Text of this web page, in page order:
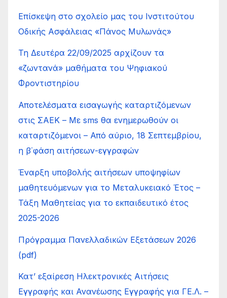
Επίσκεψη στο σχολείο μας του Ινστιτούτου
Οδικής Ασφάλειας «Πάνος Μυλωνάς»
Τη Δευτέρα 22/09/2025 αρχίζουν τα
«ζωντανά» μαθήματα του Ψηφιακού
Φροντιστηρίου
Αποτελέσματα εισαγωγής καταρτιζόμενων
στις ΣΑΕΚ – Με sms θα ενημερωθούν οι
καταρτιζόμενοι – Από αύριο, 18 Σεπτεμβρίου,
η β΄φάση αιτήσεων-εγγραφών
Έναρξη υποβολής αιτήσεων υποψηφίων
μαθητευόμενων για το Μεταλυκειακό Έτος –
Τάξη Μαθητείας για το εκπαιδευτικό έτος
2025-2026
Πρόγραμμα Πανελλαδικών Εξετάσεων 2026
(pdf)
Κατ’ εξαίρεση Ηλεκτρονικές Αιτήσεις
Εγγραφής και Ανανέωσης Εγγραφής για ΓΕ.Λ. –